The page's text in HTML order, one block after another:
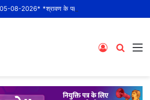
Search
Log